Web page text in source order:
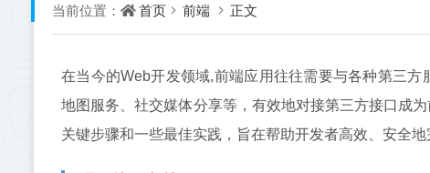
当前位置： 首页 前端 正文
在当今的Web开发领域,前端应用往往需要与各种第三方
地图服务、社交媒体分享等，有效地对接第三方接口成
关键步骤和一些最佳实践，旨在帮助开发者高效、安全地